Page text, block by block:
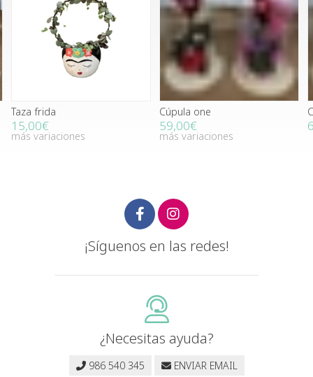
Taza frida
15,00€
más variaciones
Cúpula one
59,00€
más variaciones
¡Síguenos en las redes!
¿Necesitas ayuda?
986 540 345 ENVIAR EMAIL